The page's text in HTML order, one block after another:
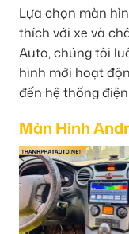
Lựa chọn màn
thích với xe và
Auto, chúng tôi
hình mới hoạt
đến hệ thống
Màn Hình